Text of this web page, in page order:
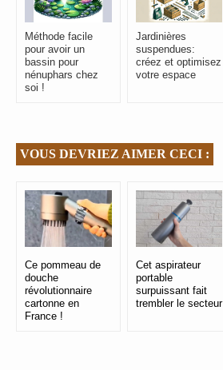
Méthode facile
pour avoir un
bassin pour
nénuphars chez
soi !
Jardinières
suspendues:
créez et optimisez
votre espace
VOUS DEVRIEZ AIMER CECI :
Ce pommeau de
douche
révolutionnaire
cartonne en
France !
Cet aspirateur
portable
surpuissant fait
trembler le secteur